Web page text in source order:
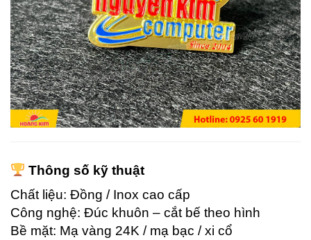
Thông số kỹ thuật
Chất liệu: Đồng / Inox cao cấp
Công nghệ: Đúc khuôn – cắt bế theo hình
Bề mặt: Mạ vàng 24K / mạ bạc / xi cổ